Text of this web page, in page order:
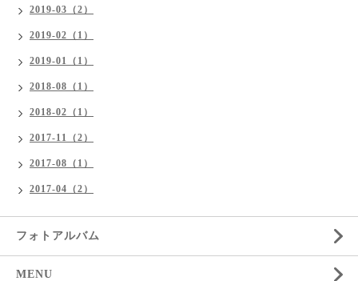
2019-03（2）
2019-02（1）
2019-01（1）
2018-08（1）
2018-02（1）
2017-11（2）
2017-08（1）
2017-04（2）
フォトアルバム
MENU